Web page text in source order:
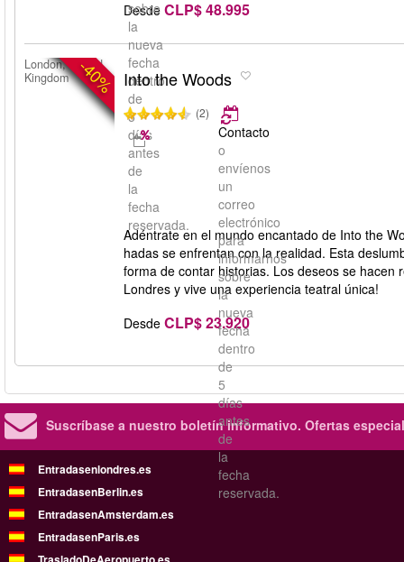
sobre
la
nueva
fecha
dentro
de
5
días
antes
de
la
fecha
reservada.
Desde CLP$ 48.995
-40%
London, United
Kingdom
Into the Woods
(2)
Contacto
o
envíenos
un
correo
electrónico
para
informarnos
sobre
la
nueva
fecha
dentro
de
5
días
antes
de
la
fecha
reservada.
Adéntrate en el mundo encantado de Into the
hadas se enfrentan con la realidad. Esta
forma de contar historias. Los deseos se
Londres y vive una experiencia teatral única!
Desde CLP$ 23.920
Suscríbase a nuestro boletín informativo. Ofertas
Entradasenlondres.es
EntradasenBerlin.es
EntradasenAmsterdam.es
EntradasenParis.es